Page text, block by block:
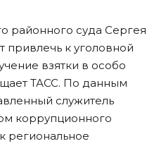
районного суда Сергея
привлечь к уголовной
взятки в особо
ТАСС. По данным
служитель
коррупционного
региональное